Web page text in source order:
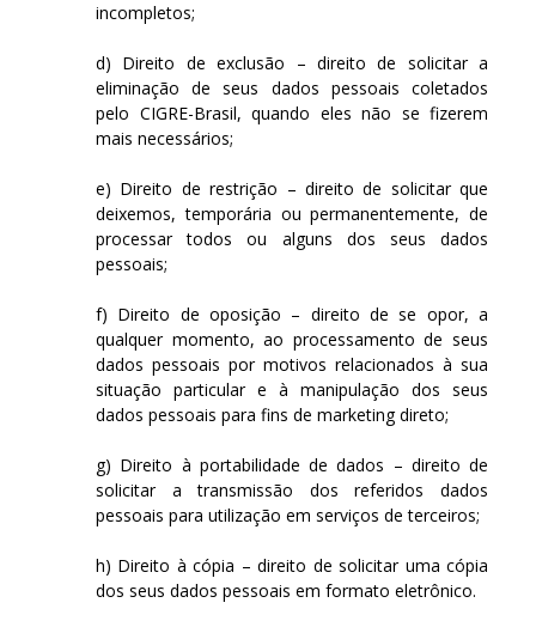
incompletos;
d) Direito de exclusão – direito de solicitar a
eliminação de seus dados pessoais coletados
pelo CIGRE-Brasil, quando eles não se fizerem
mais necessários;
e) Direito de restrição – direito de solicitar que
deixemos, temporária ou permanentemente, de
processar todos ou alguns dos seus dados
pessoais;
f) Direito de oposição – direito de se opor, a
qualquer momento, ao processamento de seus
dados pessoais por motivos relacionados à sua
situação particular e à manipulação dos seus
dados pessoais para fins de marketing direto;
g) Direito à portabilidade de dados – direito de
solicitar a transmissão dos referidos dados
pessoais para utilização em serviços de terceiros;
h) Direito à cópia – direito de solicitar uma cópia
dos seus dados pessoais em formato eletrônico.